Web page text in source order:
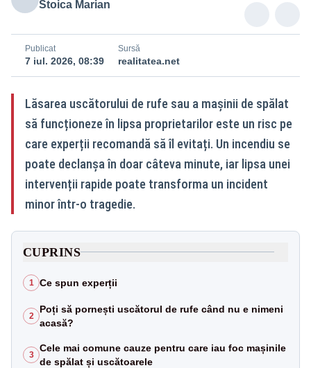
Stoica Marian
Publicat
7 iul. 2026, 08:39
Sursă
realitatea.net
Lăsarea uscătorului de rufe sau a mașinii de spălat
să funcționeze în lipsa proprietarilor este un risc pe
care experții recomandă să îl evitați. Un incendiu se
poate declanșa în doar câteva minute, iar lipsa unei
intervenții rapide poate transforma un incident
minor într-o tragedie.
CUPRINS
1 Ce spun experții
2
Poți să pornești uscătorul de rufe când nu e nimeni
acasă?
3
Cele mai comune cauze pentru care iau foc mașinile
de spălat și uscătoarele